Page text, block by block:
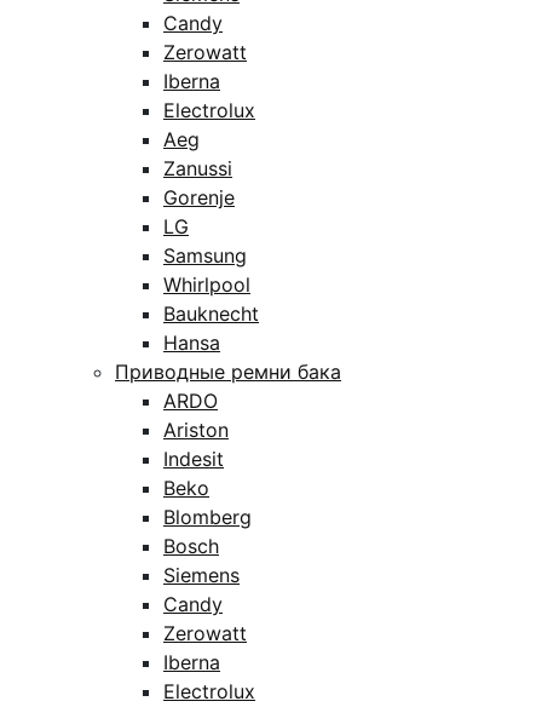
Candy
Zerowatt
Iberna
Electrolux
Aeg
Zanussi
Gorenje
LG
Samsung
Whirlpool
Bauknecht
Hansa
Приводные ремни бака
ARDO
Ariston
Indesit
Beko
Blomberg
Bosch
Siemens
Candy
Zerowatt
Iberna
Electrolux